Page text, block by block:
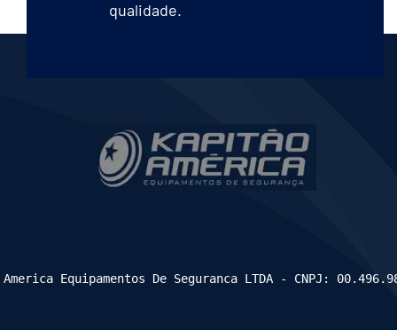
qualidade.
Equipamentos De Seguranca LTDA - CNPJ: